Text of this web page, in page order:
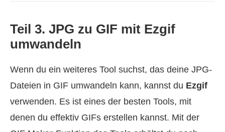
Teil 3. JPG zu GIF mit Ezgif
umwandeln
Wenn du ein weiteres Tool suchst, das deine JPG-
Dateien in GIF umwandeln kann, kannst du Ezgif
verwenden. Es ist eines der besten Tools, mit
denen du effektiv GIFs erstellen kannst. Mit der